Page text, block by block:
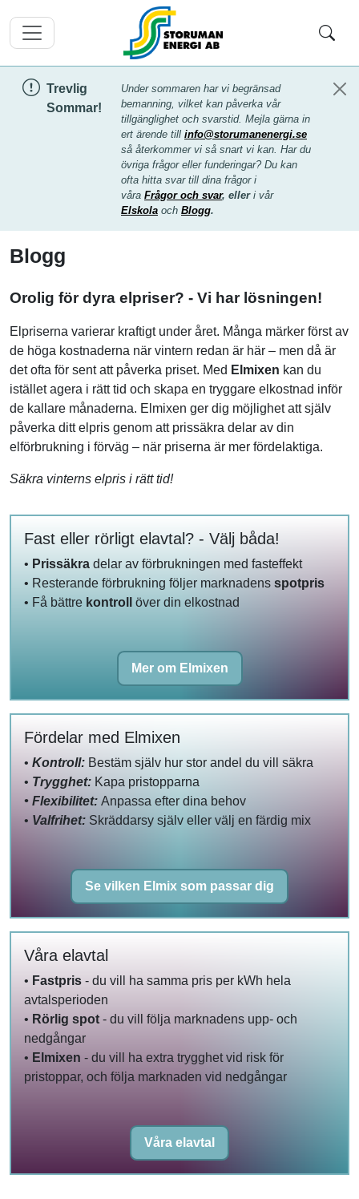
Trevlig
Sommar!
Under sommaren har vi begränsad
bemanning, vilket kan påverka vår
tillgänglighet och svarstid. Mejla gärna in
ert ärende till info@storumanenergi.se
så återkommer vi så snart vi kan. Har du
övriga frågor eller funderingar? Du kan
ofta hitta svar till dina frågor i
våra Frågor och svar, eller i vår
Elskola och Blogg.
Blogg
Orolig för dyra elpriser? - Vi har lösningen!
Elpriserna varierar kraftigt under året. Många märker först av
de höga kostnaderna när vintern redan är här – men då är
det ofta för sent att påverka priset. Med Elmixen kan du
istället agera i rätt tid och skapa en tryggare elkostnad inför
de kallare månaderna. Elmixen ger dig möjlighet att själv
påverka ditt elpris genom att prissäkra delar av din
elförbrukning i förväg – när priserna är mer fördelaktiga.
Säkra vinterns elpris i rätt tid!
Fast eller rörligt elavtal? - Välj båda!
• Prissäkra delar av förbrukningen med fasteffekt
• Resterande förbrukning följer marknadens spotpris
• Få bättre kontroll över din elkostnad
Mer om Elmixen
Fördelar med Elmixen
• Kontroll: Bestäm själv hur stor andel du vill säkra
• Trygghet: Kapa pristopparna
• Flexibilitet: Anpassa efter dina behov
• Valfrihet: Skräddarsy själv eller välj en färdig mix
Se vilken Elmix som passar dig
Våra elavtal
• Fastpris - du vill ha samma pris per kWh hela
avtalsperioden
• Rörlig spot - du vill följa marknadens upp- och
nedgångar
• Elmixen - du vill ha extra trygghet vid risk för
pristoppar, och följa marknaden vid nedgångar
Våra elavtal